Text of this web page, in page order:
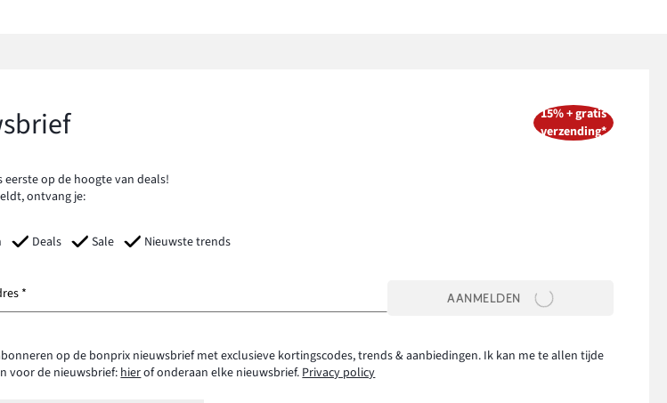
eerste op de hoogte van deals!
ontvang je:
Deals Sale Nieuwste trends
15% + gratis
verzending*
* AANMELDEN
op de bonprix nieuwsbrief met exclusieve kortingscodes, trends & aanbiedingen. Ik kan me te allen tijde
voor de nieuwsbrief:hierof onderaan elke nieuwsbrief. Privacy policy